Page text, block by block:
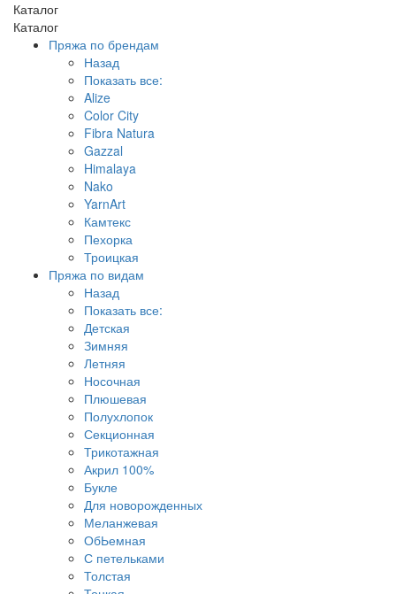
Каталог
Каталог
Пряжа по брендам
Назад
Показать все:
Alize
Color City
Fibra Natura
Gazzal
Himalaya
Nako
YarnArt
Камтекс
Пехорка
Троицкая
Пряжа по видам
Назад
Показать все:
Детская
Зимняя
Летняя
Носочная
Плюшевая
Полухлопок
Секционная
Трикотажная
Акрил 100%
Букле
Для новорожденных
Меланжевая
ОбЬемная
С петельками
Толстая